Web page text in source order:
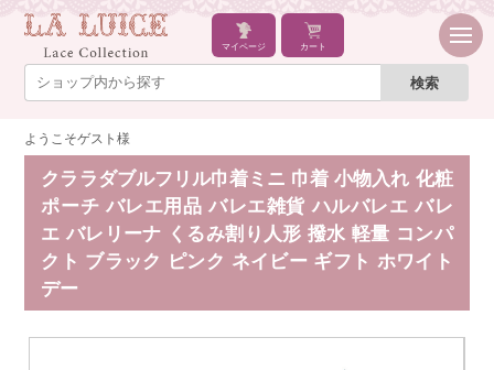
マイページ カート
ようこそゲスト様
クララダブルフリル巾着ミニ 巾着 小物入れ 化粧
ポーチ バレエ用品 バレエ雑貨 ハルバレエ バレ
エ バレリーナ くるみ割り人形 撥水 軽量 コンパ
クト ブラック ピンク ネイビー ギフト ホワイト
デー